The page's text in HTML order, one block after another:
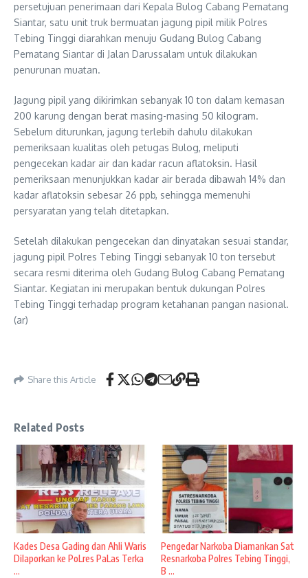
persetujuan penerimaan dari Kepala Bulog Cabang Pematang
Siantar, satu unit truk bermuatan jagung pipil milik Polres
Tebing Tinggi diarahkan menuju Gudang Bulog Cabang
Pematang Siantar di Jalan Darussalam untuk dilakukan
penurunan muatan.
Jagung pipil yang dikirimkan sebanyak 10 ton dalam kemasan
200 karung dengan berat masing-masing 50 kilogram.
Sebelum diturunkan, jagung terlebih dahulu dilakukan
pemeriksaan kualitas oleh petugas Bulog, meliputi
pengecekan kadar air dan kadar racun aflatoksin. Hasil
pemeriksaan menunjukkan kadar air berada dibawah 14% dan
kadar aflatoksin sebesar 26 ppb, sehingga memenuhi
persyaratan yang telah ditetapkan.
Setelah dilakukan pengecekan dan dinyatakan sesuai standar,
jagung pipil Polres Tebing Tinggi sebanyak 10 ton tersebut
secara resmi diterima oleh Gudang Bulog Cabang Pematang
Siantar. Kegiatan ini merupakan bentuk dukungan Polres
Tebing Tinggi terhadap program ketahanan pangan nasional.
(ar)
Share this Article
Related Posts
Kades Desa Gading dan Ahli Waris
Dilaporkan ke PoLres PaLas Terka
...
Pengedar Narkoba Diamankan Sat
Resnarkoba Polres Tebing Tinggi,
B ...